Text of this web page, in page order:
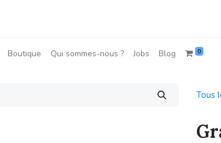
Boutique Qui sommes-nous ? Jobs Blog 0
Tous